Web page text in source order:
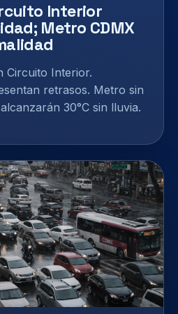
Interior
Metro CDMX
Circuito Interior.
retrasos. Metro sin
30°C sin lluvia.